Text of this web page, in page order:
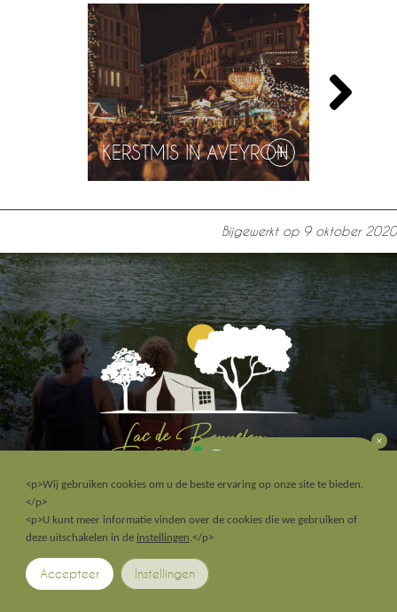
KERSTMIS IN AVEYRON
Bijgewerkt op 9 oktober 2020
CAMPING DU LAC DE BONNEFON
<p>Wij gebruiken cookies om u de beste ervaring op onze site te bieden.
</p>
<p>U kunt meer informatie vinden over de cookies die we gebruiken of
deze uitschakelen in de instellingen.</p>
Accepteer Instellingen